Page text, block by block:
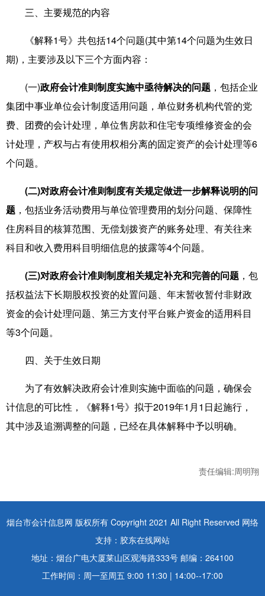
三、主要规范的内容
《解释1号》共包括14个问题(其中第14个问题为生效日
期)，主要涉及以下三个方面内容：
(一)政府会计准则制度实施中亟待解决的问题 ，包括企业
集团中事业单位会计制度适用问题，单位财务机构代管的党
费、团费的会计处理，单位售房款和住宅专项维修资金的会
计处理，产权与占有使用权相分离的固定资产的会计处理等6
个问题。
(二)对政府会计准则制度有关规定做进一步解释说明的问
题 ，包括业务活动费用与单位管理费用的划分问题、保障性
住房科目的核算范围、无偿划拨资产的账务处理、有关往来
科目和收入费用科目明细信息的披露等4个问题。
(三)对政府会计准则制度相关规定补充和完善的问题 ，包
括权益法下长期股权投资的处置问题、年末暂收暂付非财政
资金的会计处理问题、第三方支付平台账户资金的适用科目
等3个问题。
四、关于生效日期
为了有效解决政府会计准则实施中面临的问题，确保会
计信息的可比性，《解释1号》拟于2019年1月1日起施行，
其中涉及追溯调整的问题，已经在具体解释中予以明确。
责任编辑:周明翔
烟台市会计信息网 版权所有 Copyright 2021 All Right Reserved 网络
支持：胶东在线网站
地址：烟台广电大厦莱山区观海路333号 邮编：264100
工作时间：周一至周五 9:00 11:30 | 14:00--17:00